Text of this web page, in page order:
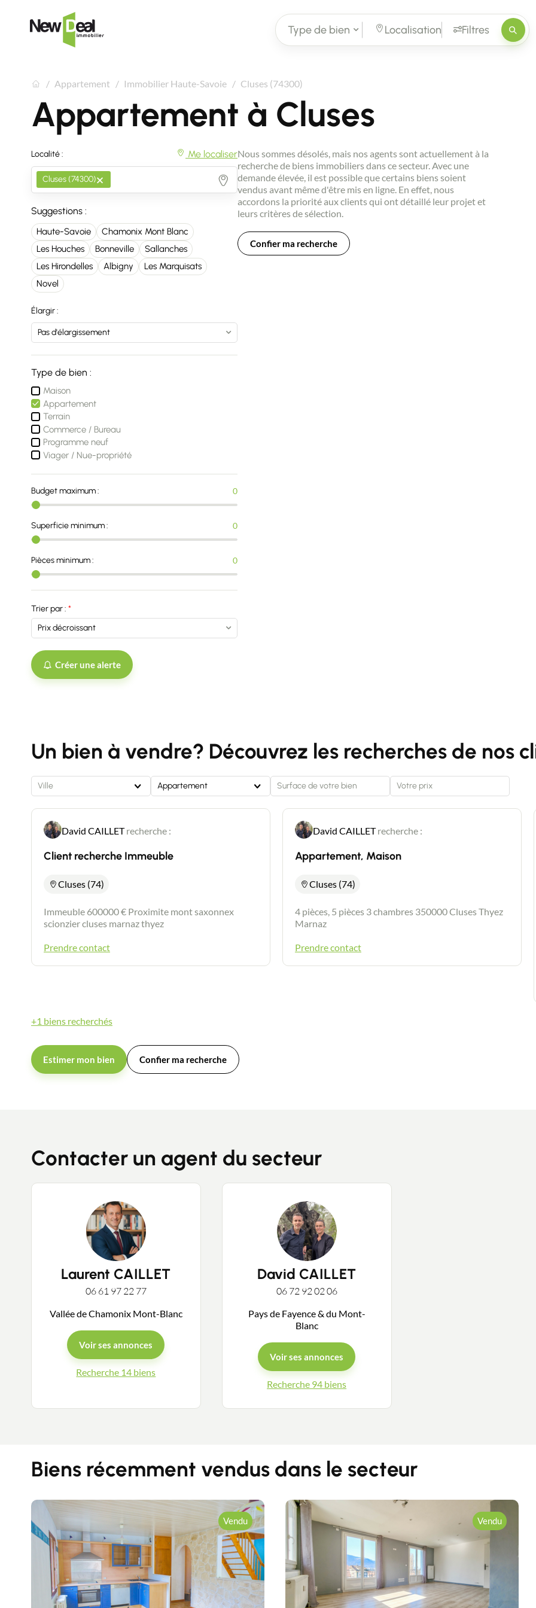
Type de bien Localisation Filtres
Appartement Immobilier Haute-Savoie Cluses (74300)
Appartement à Cluses
Localité : Me localiser
×
Cluses (74300)
Suggestions :
Haute-Savoie
Chamonix Mont Blanc
Les Houches
Bonneville
Sallanches
Les Hirondelles
Albigny
Les Marquisats
Novel
Élargir :
Type de bien :
Maison
Appartement
Terrain
Commerce / Bureau
Programme neuf
Viager / Nue-propriété
Budget maximum : 0
Superficie minimum : 0
Pièces minimum : 0
Trier par :
Créer une alerte
Nous sommes désolés, mais nos agents sont actuellement à la
recherche de biens immobiliers dans ce secteur. Avec une
demande élevée, il est possible que certains biens soient
vendus avant même d'être mis en ligne. En effet, nous
accordons la priorité aux clients qui ont détaillé leur projet et
leurs critères de sélection.
Confier ma recherche
Un bien à vendre? Découvrez les recherches de nos
Ville Appartement
David CAILLETrecherche :
Client recherche Immeuble
Cluses (74)
Immeuble 600000 € Proximite mont saxonnex
scionzier cluses marnaz thyez
Prendre contact
David CAILLETrecherche :
Appartement, Maison
Cluses (74)
4 pièces, 5 pièces 3 chambres 350000 Cluses Thyez
Marnaz
Prendre contact
+1 biens recherchés
Estimer mon bien Confier ma recherche
Contacter un agent du secteur
Laurent CAILLET
06 61 97 22 77
Vallée de Chamonix Mont-Blanc
Voir ses annonces
Recherche 14 biens
David CAILLET
06 72 92 02 06
Pays de Fayence & du Mont-
Blanc
Voir ses annonces
Recherche 94 biens
Biens récemment vendus dans le secteur
Vendu Vendu